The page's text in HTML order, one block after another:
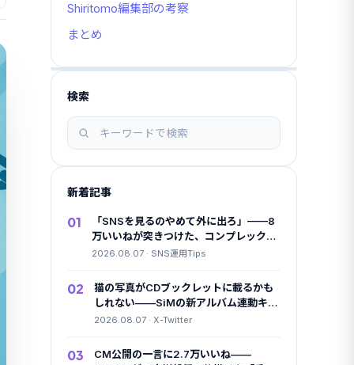
Shiritomo編集部の考察
まとめ
検索
記
事
を
検
新着記事
01
「SNSを見るのやめて外に出ろ」——8
万いいねが突きつけた、コンプレックス
商法とAI美女の関係
2026.08.07 · SNS運用Tips
02
猫の写真がCDブックレットに載るかも
しれない——SiMの新アルバム連動キャ
ンペーンに学ぶUGC設計
2026.08.07 · X-Twitter
03
CM公開の一言に2.7万いいね——